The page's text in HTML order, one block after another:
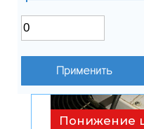
Понижение